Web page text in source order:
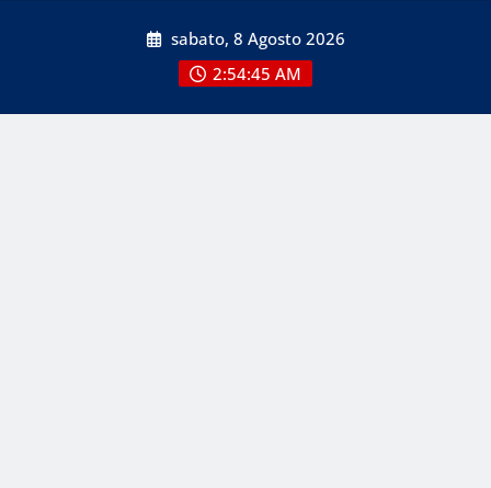
sabato, 8 Agosto 2026
2:54:46 AM